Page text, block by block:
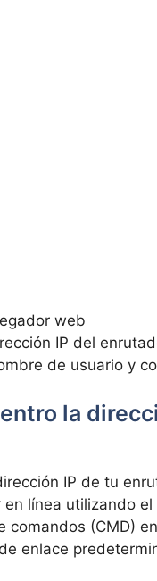
web
IP del
de usuario y
la
IP de tu
‍línea utilizando
comandos (CMD)
enlace